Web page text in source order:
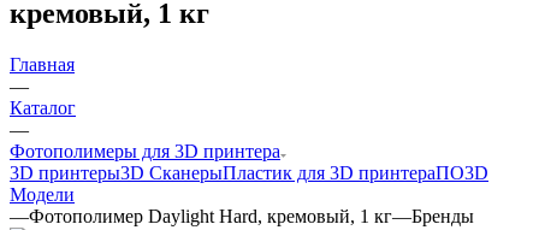
кремовый, 1 кг
Главная
—
Каталог
—
Фотополимеры для 3D принтера
3D принтеры3D СканерыПластик для 3D принтераПО3D
Модели
—Фотополимер Daylight Hard, кремовый, 1 кг—Бренды